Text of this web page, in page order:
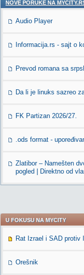
NOVE PORUKE NA
Audio Player
Informacija.rs - sajt o
Prevod romana sa
Da li je linuks sazreo
FK Partizan 2026/27.
.ods format -
Zlatibor – Namešten
pogled | Direktno od
U FOKUSU NA MYCITY
Rat Izrael i SAD protiv
Orešnik